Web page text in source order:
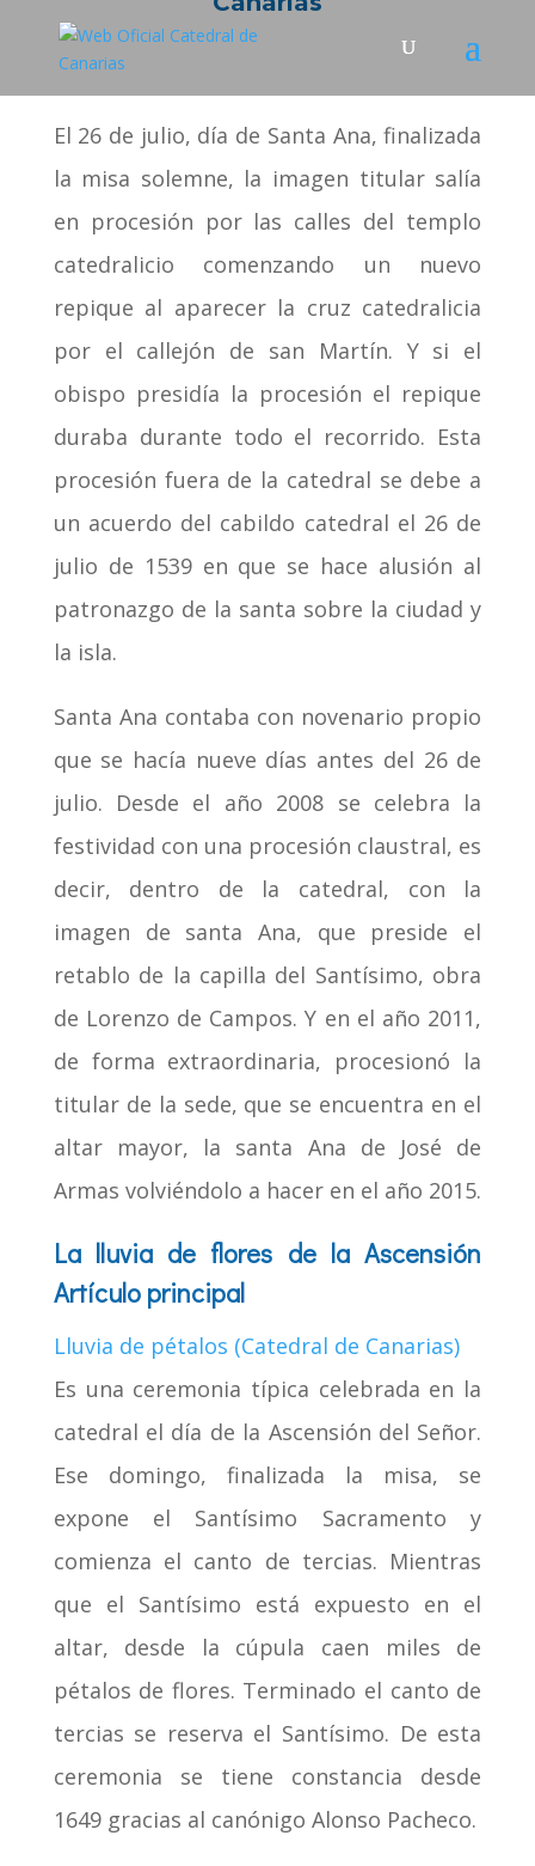
El 26 de julio, día de Santa Ana, finalizada
la misa solemne, la imagen titular salía
en procesión por las calles del templo
catedralicio comenzando un nuevo
repique al aparecer la cruz catedralicia
por el callejón de san Martín. Y si el
obispo presidía la procesión el repique
duraba durante todo el recorrido. Esta
procesión fuera de la catedral se debe a
un acuerdo del cabildo catedral el 26 de
julio de 1539 en que se hace alusión al
patronazgo de la santa sobre la ciudad y
la isla.
Santa Ana contaba con novenario propio
que se hacía nueve días antes del 26 de
julio. Desde el año 2008 se celebra la
festividad con una procesión claustral, es
decir, dentro de la catedral, con la
imagen de santa Ana, que preside el
retablo de la capilla del Santísimo, obra
de Lorenzo de Campos. Y en el año 2011,
de forma extraordinaria, procesionó la
titular de la sede, que se encuentra en el
altar mayor, la santa Ana de José de
Armas volviéndolo a hacer en el año 2015.
La lluvia de flores de la Ascensión
Artículo principal
Lluvia de pétalos (Catedral de Canarias)
Es una ceremonia típica celebrada en la
catedral el día de la Ascensión del Señor.
Ese domingo, finalizada la misa, se
expone el Santísimo Sacramento y
comienza el canto de tercias. Mientras
que el Santísimo está expuesto en el
altar, desde la cúpula caen miles de
pétalos de flores. Terminado el canto de
tercias se reserva el Santísimo. De esta
ceremonia se tiene constancia desde
1649 gracias al canónigo Alonso Pacheco.​